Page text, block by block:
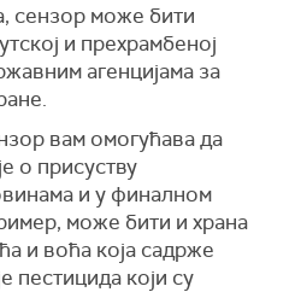
сензор може бити
и прехрамбеној
агенцијама за
вам омогућава да
о присуству
и у финалном
може бити и храна
и воћа која садрже
пестицида који су